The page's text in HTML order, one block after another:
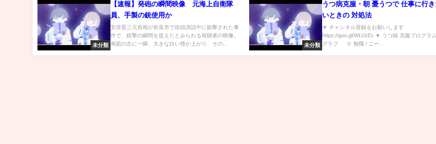
未分類
【速報】発砲の瞬間映像 元海上自衛隊
員、手製の銃使用か
安倍晋三元首相が奈良市で街頭演説中に銃撃された事
件で、銃撃の瞬間を捉えたとみられる視聴者の映像。
画面の左に一瞬、大きな白い煙が上がり、その...
未分類
うつ病克服・朝 憂うつで 仕事に行
いときの 対処法
▼ チャンネル登録をお願いします
https://goo.gl/WLVzEc ▼ うつ病 克服プログラ
グラフ ※ 無職 / ニー...